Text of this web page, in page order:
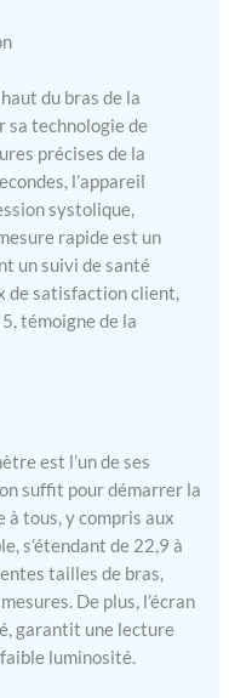
complète de
Nos
des
de pression
mais fournissent
une évaluation
de la santé.
de sui
et polyvalent :
le confort,
fournit
rapides en
pression
conviviale :
dispose
faciles à
d'un grand écran
qui garantit un
simple et
claires. Que ce
du bras de la
sa technologie de
précises de la
l’appareil
systolique,
rapide est un
un suivi de santé
de satisfaction client,
témoigne de la
est l’un de ses
suffit pour démarrer la
à tous, y compris aux
s’étendant de 22,9 à
tailles de bras,
De plus, l’écran
garantit une lecture
luminosité.